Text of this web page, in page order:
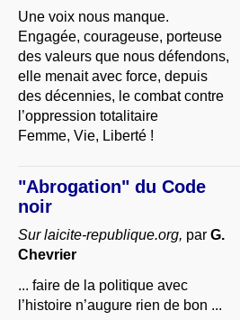
Une voix nous manque.
Engagée, courageuse, porteuse
des valeurs que nous défendons,
elle menait avec force, depuis
des décennies, le combat contre
l’oppression totalitaire
Femme, Vie, Liberté !
"Abrogation" du Code
noir
Sur laicite-republique.org, par G.
Chevrier
... faire de la politique avec
l’histoire n’augure rien de bon ...